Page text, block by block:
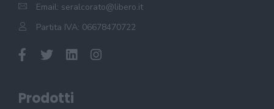
Email: seralcorato@libero.it
Partita IVA: 06678470722
Prodotti